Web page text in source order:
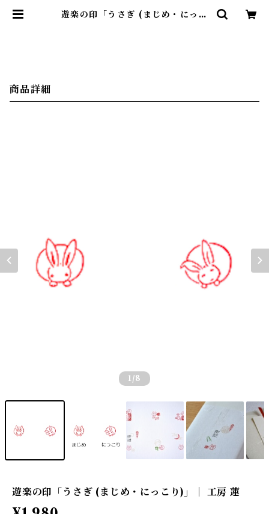
遊楽の印「うさぎ (まじめ・にっこ
商品詳細
1 /8
遊楽の印「うさぎ (まじめ・にっこり)」｜ 工房 蓮